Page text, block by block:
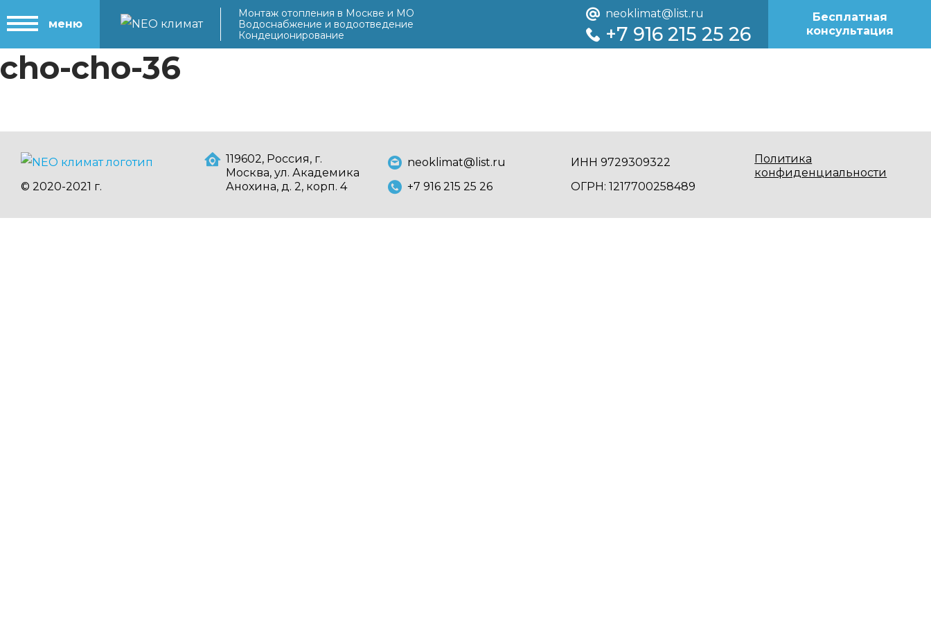
меню
Монтаж отопления в Москве и МО
Водоснабжение и водоотведение
Кондеционирование
neoklimat@list.ru
+7 916 215 25 26
Бесплатная
консультация
cho-cho-36
© 2020-2021 г.
119602, Россия, г.
Москва, ул. Академика
Анохина, д. 2, корп. 4
neoklimat@list.ru
+7 916 215 25 26
ИНН 9729309322
ОГРН: 1217700258489
Политика
конфиденциальности